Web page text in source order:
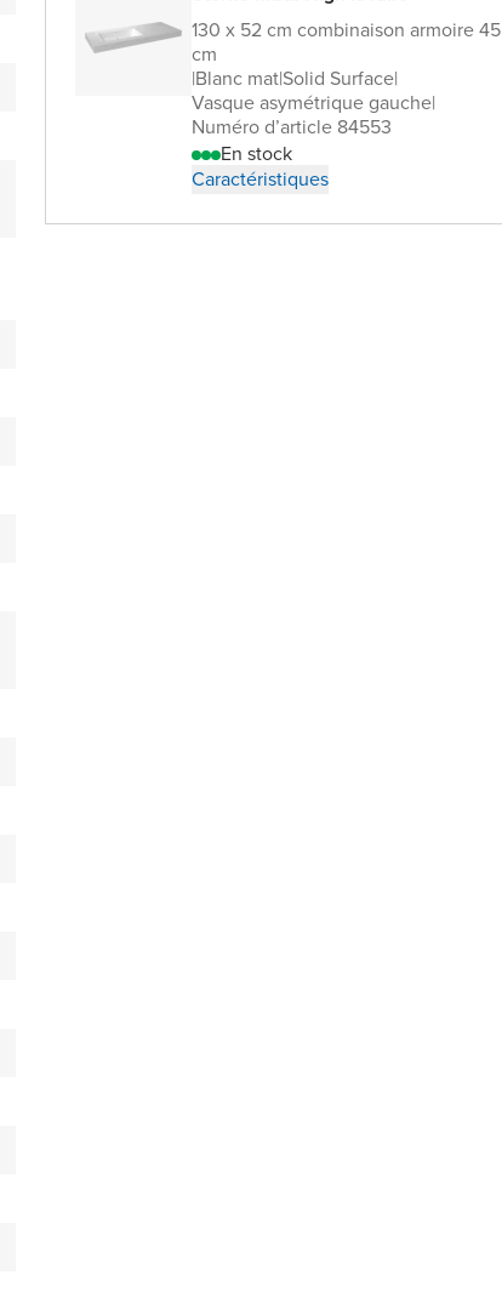
130 x 52 cm combinaison armoire 45
cm
|Blanc mat|Solid Surface|
Vasque asymétrique gauche|
Numéro d’article 84553
En stock
Caractéristiques